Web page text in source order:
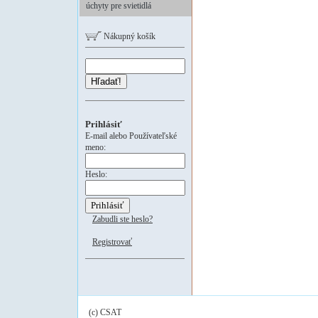
úchyty pre svietidlá
Nákupný košík
Hľadať!
Prihlásiť
E-mail alebo Používateľské
meno:
Heslo:
Zabudli ste heslo?
Registrovať
(c) CSAT